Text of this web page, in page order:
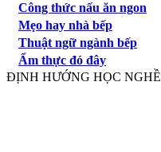
Công thức nấu ăn ngon
Mẹo hay nhà bếp
Thuật ngữ ngành bếp
Ẩm thực đó đây
ĐỊNH HƯỚNG HỌC NGHỀ